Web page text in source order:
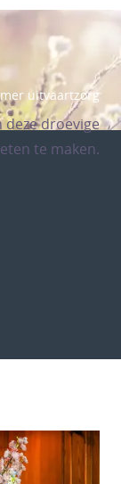
uitvaartzorg
droevige
te maken.